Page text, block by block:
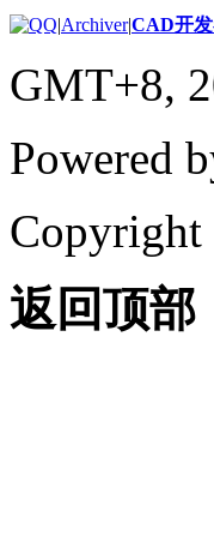
控制工程视
关于
放
关于保
关于导
关于
关于
|Archiver|CAD开
GMT+8,
Powered
Copyright
返回顶部